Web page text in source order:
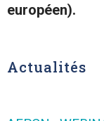
européen).
Actualités